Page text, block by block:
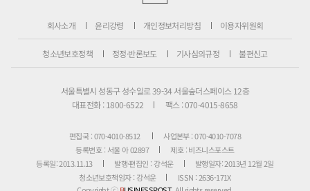
회사소개 윤리강령 개인정보처리방침 이용자위원회
청소년보호정책 정정·반론보도 기사심의규정 불편신고
서울특별시 성동구 성수일로 39-34 서울숲더스페이스 12층
대표전화 : 1800-6522
팩스 : 070-4015-8658
편집국 : 070-4010-8512
사업본부 : 070-4010-7078
등록번호 : 서울 아 02897
제호 : 비즈니스포스트
등록일: 2013.11.13
발행·편집인 : 강석운
발행일자: 2013년 12월 2일
청소년보호책임자 : 강석운
ISSN : 2636-171X